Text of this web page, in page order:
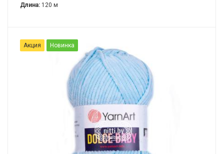
Длина: 120 м
Акция Новинка